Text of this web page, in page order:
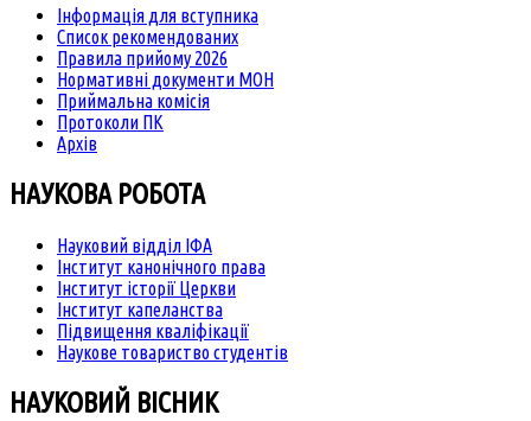
Інформація для вступника
Список рекомендованих
Правила прийому 2026
Нормативні документи МОН
Приймальна комісія
Протоколи ПК
Архів
НАУКОВА РОБОТА
Науковий відділ ІФА
Інститут канонічного права
Інститут історії Церкви
Інститут капеланства
Підвищення кваліфікації
Наукове товариство студентів
НАУКОВИЙ ВІСНИК